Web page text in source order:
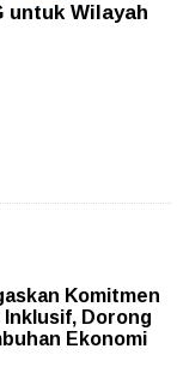
untuk Wilayah
Komitmen
Inklusif, Dorong
Ekonomi